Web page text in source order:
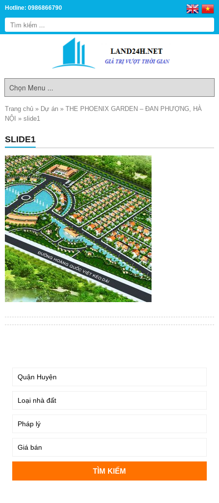
Hotline: 0986866790
Trang chủ » Dự án » THE PHOENIX GARDEN – ĐAN PHƯỢNG, HÀ
NỘI » slide1
SLIDE1